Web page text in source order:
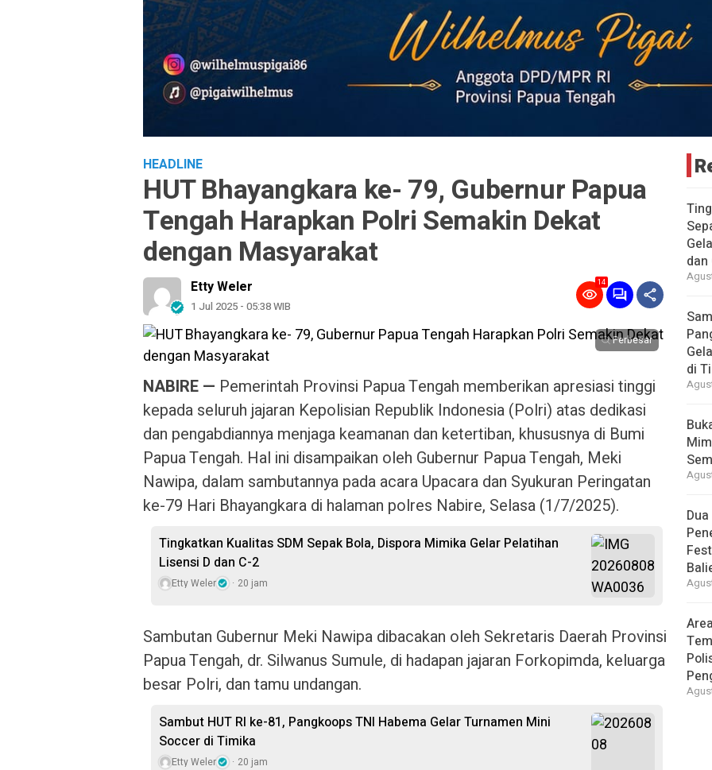
HEADLINE
HUT Bhayangkara ke- 79, Gubernur Papua
Tengah Harapkan Polri Semakin Dekat
dengan Masyarakat
Etty Weler
1 Jul 2025 - 05:38 WIB
14
Perbesar
NABIRE — Pemerintah Provinsi Papua Tengah memberikan apresiasi tinggi
kepada seluruh jajaran Kepolisian Republik Indonesia (Polri) atas dedikasi
dan pengabdiannya menjaga keamanan dan ketertiban, khususnya di Bumi
Papua Tengah. Hal ini disampaikan oleh Gubernur Papua Tengah, Meki
Nawipa, dalam sambutannya pada acara Upacara dan Syukuran Peringatan
ke-79 Hari Bhayangkara di halaman polres Nabire, Selasa (1/7/2025).
Tingkatkan Kualitas SDM Sepak Bola, Dispora Mimika Gelar Pelatihan
Lisensi D dan C-2
Etty Weler 20 jam
Sambutan Gubernur Meki Nawipa dibacakan oleh Sekretaris Daerah Provinsi
Papua Tengah, dr. Silwanus Sumule, di hadapan jajaran Forkopimda, keluarga
besar Polri, dan tamu undangan.
Sambut HUT RI ke-81, Pangkoops TNI Habema Gelar Turnamen Mini
Soccer di Timika
Etty Weler 20 jam
dan
di